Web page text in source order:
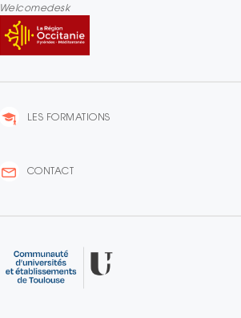
Welcomedesk
LES FORMATIONS
CONTACT